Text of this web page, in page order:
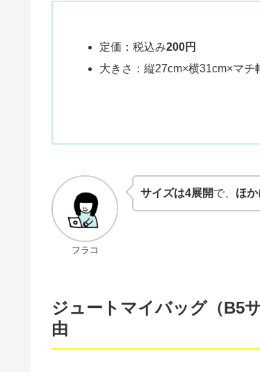
定価：税込み200円
大きさ：縦27cm×横31cm×マチ
フラコ
サイズは4展開で、 ほ
ジュートマイバッグ（B5
由